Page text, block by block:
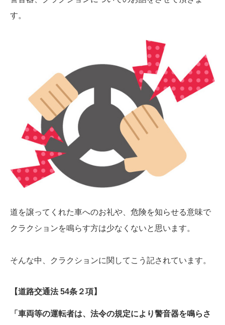
す。
道を譲ってくれた車へのお礼や、危険を知らせる意味で
クラクションを鳴らす方は少なくないと思います。
そんな中、クラクションに関してこう記されています。
【道路交通法 54条２項】
「車両等の運転者は、法令の規定により警音器を鳴らさ